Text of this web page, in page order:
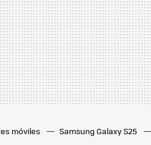
móviles Samsung Galaxy S25